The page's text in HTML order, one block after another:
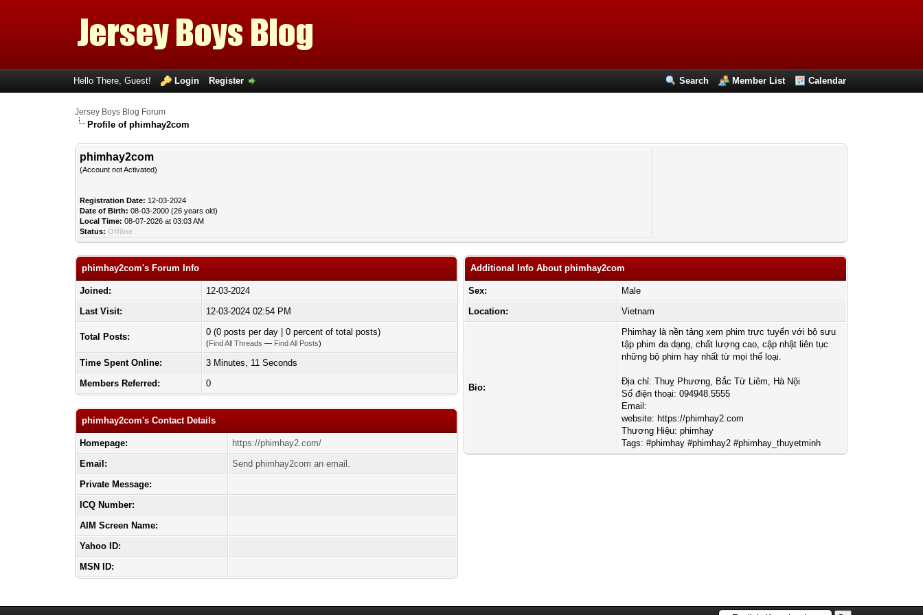
Search Member List Calendar
Hello There, Guest! Login Register
Jersey Boys Blog Forum
Profile of phimhay2com
phimhay2com
(Account not Activated)
Registration Date: 12-03-2024
Date of Birth: 08-03-2000 (26 years old)
Local Time: 08-07-2026 at 03:03 AM
Status: Offline
phimhay2com's Forum Info
Joined:
12-03-2024
Last Visit:
12-03-2024 02:54 PM
Total Posts: 0 (0 posts per day | 0 percent of total posts)
(Find All Threads — Find All Posts)
Time Spent Online:
3 Minutes, 11 Seconds
Members Referred:
0
phimhay2com's Contact Details
Homepage:
https://phimhay2.com/
Email:
Send phimhay2com an email.
Private Message:
ICQ Number:
AIM Screen Name:
Yahoo ID:
MSN ID:
Additional Info About phimhay2com
Sex:
Male
Location:
Vietnam
Bio:
Phimhay là nền tảng xem phim trực tuyến với bộ sưu
tập phim đa dạng, chất lượng cao, cập nhật liên tục
những bộ phim hay nhất từ mọi thể loại.
Địa chỉ: Thuỵ Phương, Bắc Từ Liêm, Hà Nội
Số điện thoại: 094948.5555
Email:
website: https://phimhay2.com
Thương Hiệu: phimhay
Tags: #phimhay #phimhay2 #phimhay_thuyetminh